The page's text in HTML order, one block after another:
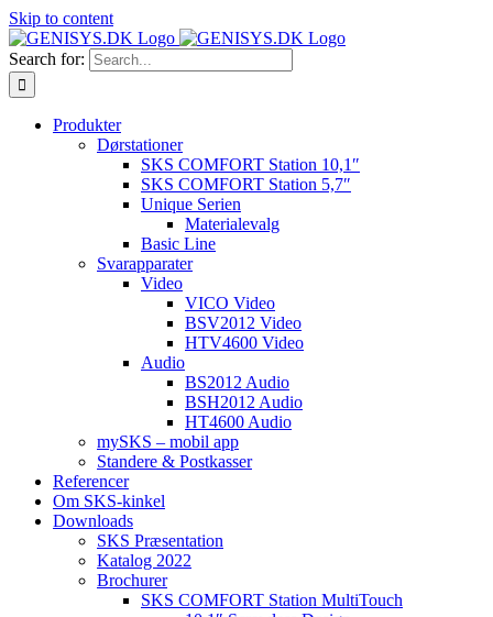
Skip to content
Search for:
Produkter
Dørstationer
SKS COMFORT Station 10,1″
SKS COMFORT Station 5,7″
Unique Serien
Materialevalg
Basic Line
Svarapparater
Video
VICO Video
BSV2012 Video
HTV4600 Video
Audio
BS2012 Audio
BSH2012 Audio
HT4600 Audio
mySKS – mobil app
Standere & Postkasser
Referencer
Om SKS-kinkel
Downloads
SKS Præsentation
Katalog 2022
Brochurer
SKS COMFORT Station MultiTouch